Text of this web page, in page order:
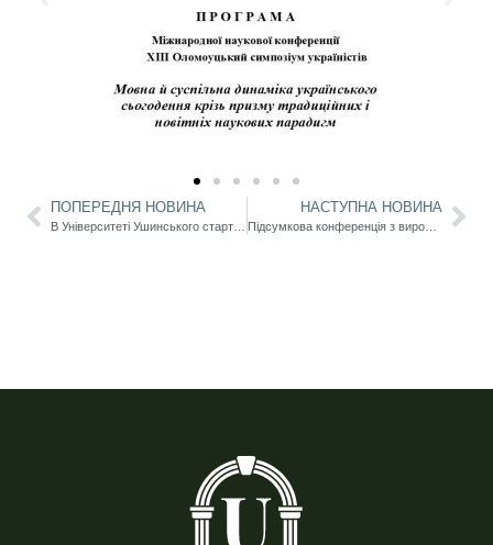
ПОПЕРЕДНЯ НОВИНА НАСТУПНА НОВИНА
Підсумкова конференція з виробничої практики магістрантів спеціальності А6 Спеціальна освіта